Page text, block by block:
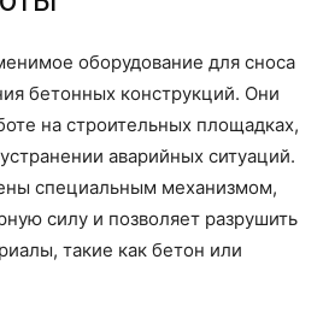
оборудование для сноса
бетонных конструкций. Они
на строительных площадках,
аварийных ситуаций.
специальным механизмом,
силу и позволяет разрушить
такие как бетон или